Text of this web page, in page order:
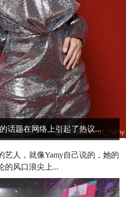
话题在网络上引起了热议...
艺人，就像Yamy自己说的，她的
的风口浪尖上...